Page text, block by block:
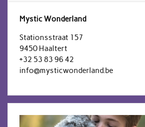
Mystic Wonderland
Stationsstraat 157
9450 Haaltert
+32 53 83 96 42
info@mysticwonderland.be